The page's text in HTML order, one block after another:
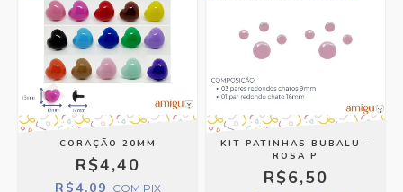
CORAÇÃO 20MM
R$4,40
R$4,09 COM PIX
KIT PATINHAS BUBALU -
ROSA P
R$6,50